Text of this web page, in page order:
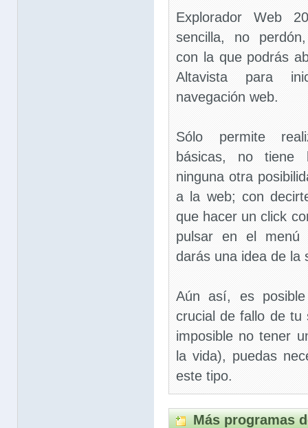
Explorador Web
sencilla, no
con la que podrás
Altavista para
navegación web.
Sólo permite
básicas, no tiene
ninguna otra
a la web; con
que hacer un click
pulsar en el menú
darás una idea de la
Aún así, es
crucial de fallo de tu
imposible no tener
la vida), puedas
este tipo.
Más programas